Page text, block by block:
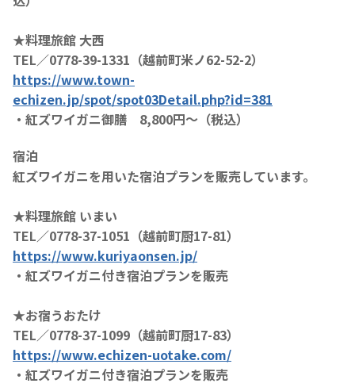
★料理旅館 大西
TEL／0778-39-1331（越前町米ノ62-52-2）
https://www.town-
echizen.jp/spot/spot03Detail.php?id=381
・紅ズワイガニ御膳 8,800円～（税込）
宿泊
紅ズワイガニを用いた宿泊プランを販売しています。
★料理旅館 いまい
TEL／0778-37-1051（越前町厨17-81）
https://www.kuriyaonsen.jp/
・紅ズワイガニ付き宿泊プランを販売
★お宿うおたけ
TEL／0778-37-1099（越前町厨17-83）
https://www.echizen-uotake.com/
・紅ズワイガニ付き宿泊プランを販売